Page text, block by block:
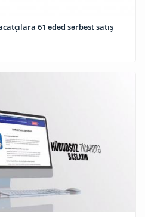
61 ədəd sərbəst satış